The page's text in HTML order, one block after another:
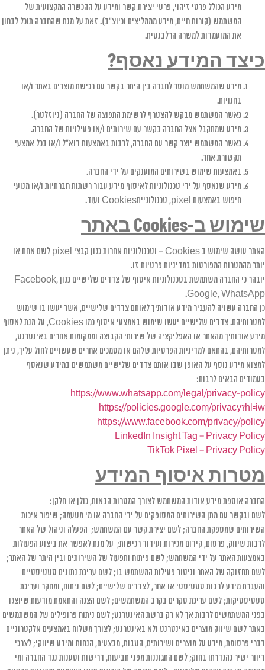
מידע הכולל פרטי זיהוי, פרטי יצירת קשר ומידע על ההכשרה המקצועית של
המשתמש (קורות חיים, מידע מממליצים וכיוצ"ב). זאת על מנת שהחברה תוכל לבחון
את המועמדות למשרה הרלבנטית.
כיצד המידע נאסף?
מידע שהמשתמש מוסר לחברה בין היתר בקשר עם רכישת מוצרים באתר ו/או
בחנויות.
כאשר המשתמש מבקש להצטרף לרשימת התפוצה של החברה (ניוזלטר).
מידע שמתקבל אצל החברה בקשר עם שירותים ו/או פעילויות של החברה.
כאשר המשתמש יוצר קשר עם החברה, לרבות באמצעות דוא"ל ו/או בכל אמצעי
תקשורת אחר.
באמצעות שימוש בשירותים המוענקים על ידי החברה.
מידע שנאסף על ידי טכנולוגיות לאיסוף מידע עבור רשתות חברתיות ו/או מנועי
חיפוש באמצעות pixel, טכנולוגייתCookies ועוד.
שימוש ב-Cookiesבאתר
האתר עושה שימוש ב Cookies – וטכנולוגיות אחרות כגון קבצי pixel לשם אחת או
יותר מהמטרות המפורטות במדיניות פרטיות זו.
יובהר כי החברה משתמשת בטכנולוגיות איסוף של צדדים שלישיים כגון Facebook,
Google, WhatsApp.
כן החברה עשויה להעביר מידע אודותיך לאותם צדדים שלישיים, אשר יעשו בו שימוש
למטרותיהם. צדדים שלישיים יעשו שימוש באמצעי איסוף כמו Cookies, על מנת לאסוף
מידע אודותיך מהאתר או האפליקציה של שירותי הקבוצה וממקומות אחרים באינטרנט,
למטרותיהם, בהתאם למדיניות הפרטיות שלהם או מסמכים אחרים שעשויים לחול עליך, ניתן
למצוא מידע נוסף על האופן שבו אותם צדדים שלישיים משתמשים במידע שנאסף
בעמודים הבאים לרבות:
https://www.whatsapp.com/legal/privacy-policy
https://policies.google.com/privacy?hl=iw
https://www.facebook.com/privacy/policy
LinkedIn Insight Tag – Privacy Policy
TikTok Pixel – Privacy Policy
מטרות איסוף המידע
החברה אוספת מידע אודות המשתמש לצורך המטרות הבאות, כולן או חלקן:
לשם ובקשר עם מתן השירותים המסופקים על ידי החברה או מי מטעמה; שיפור איכות
השירותים שמספקת החברה; לשם יצירת קשר עם המשתמש; הפעלה וניהול של האתר
לרבות שיווק, פרסום, קידום מכירות ועידוד רכישות; על מנת לאפשר את ביצוע הפעולות
באמצעות האתר על ידי המשתמש; לשם פיתוח ותפעול של השירותים ובין היתר של האתר;
לשם תחזוקה של האתר וניטור פעילות המשתמש בו; לשם עריכת נתונים סטטיסטיים
והעברת מידע לרבות סטטיסטי או אחר, לצדדים שלישיים; לשם ניתוח, ומחקר ועריכת
סטטיסטיקות; לשם עריכת סקרים בקרב המשתמשים; לשם הצגה והתאמת מודעות שיוצגו
בפני המשתמשים לרבות אך לא רק ברשת האינטרנט; לשם ניתוח פרופילים של המשתמשים
באתר לשם שיווק מוצרים באינטרנט ולא באינטרנט; לצורך משלוח באמצעים אלקטרוניים
דברי פרסומת, מידע על מוצרים ושירותים, הטבות, מבצעים, הנחות ומידע שיווקי; לצרכי
דיוור ישיר כהגדרתו בחוק; לשם התגוננות מפני תביעות, דרישות וטענות נגד החברה ומי